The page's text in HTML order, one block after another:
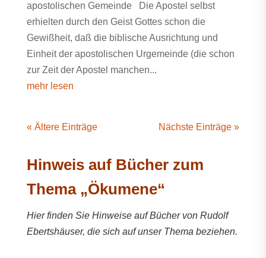
apostolischen Gemeinde Die Apostel selbst
erhielten durch den Geist Gottes schon die
Gewißheit, daß die biblische Ausrichtung und
Einheit der apostolischen Urgemeinde (die schon
zur Zeit der Apostel manchen...
mehr lesen
« Ältere Einträge Nächste Einträge »
Hinweis auf Bücher zum
Thema „Ökumene“
Hier finden Sie Hinweise auf Bücher von Rudolf
Ebertshäuser, die sich auf unser Thema beziehen.